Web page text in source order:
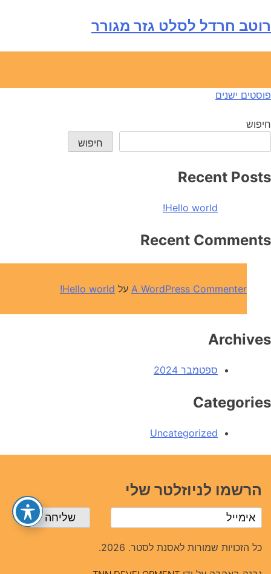
רוטב חרדל לסלט גזר מגורר
ניווט
פוסטים ישנים
חיפוש
חיפוש
Recent Posts
Hello world!
Recent Comments
A WordPress Commenter על Hello world!
Archives
ספטמבר 2024
Categories
Uncategorized
הרשמו לניוזלטר שלי
כל הזכויות שמורות לאסנת לסטר. 2026.